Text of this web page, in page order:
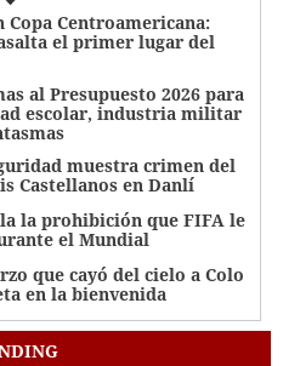
Centroamericana:
el primer lugar del
al Presupuesto 2026 para
escolar, industria militar
muestra crimen del
Castellanos en Danlí
la prohibición que FIFA le
el Mundial
que cayó del cielo a Colo
en la bienvenida